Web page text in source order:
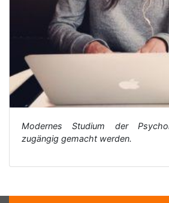
Modernes Studium der
zugängig gemacht werden.